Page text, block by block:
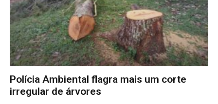
Polícia Ambiental flagra mais um corte
irregular de árvores